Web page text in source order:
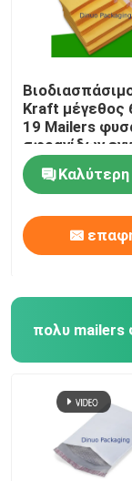
Kraft μέγεθος
19 Mailers
σφραγίδων
μόνο για τη
Καλύτερη
πολυ mailers